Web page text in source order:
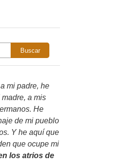
Buscar
mi padre, he
a mis
He
de mi pueblo
Y he aquí que
que ocupe mi
los atrios de